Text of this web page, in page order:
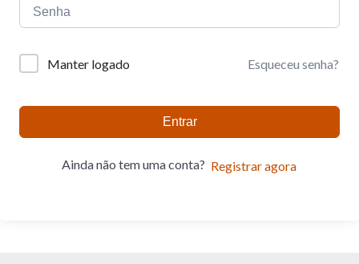
Manter logado Esqueceu senha?
Entrar
Ainda não tem uma conta? Registrar agora